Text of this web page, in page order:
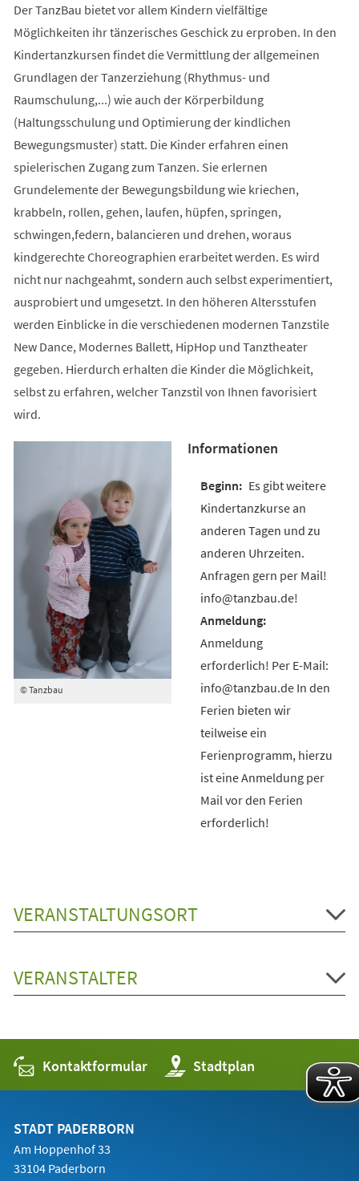
Der TanzBau bietet vor allem Kindern vielfältige
Möglichkeiten ihr tänzerisches Geschick zu erproben. In den
Kindertanzkursen findet die Vermittlung der allgemeinen
Grundlagen der Tanzerziehung (Rhythmus- und
Raumschulung,...) wie auch der Körperbildung
(Haltungsschulung und Optimierung der kindlichen
Bewegungsmuster) statt. Die Kinder erfahren einen
spielerischen Zugang zum Tanzen. Sie erlernen
Grundelemente der Bewegungsbildung wie kriechen,
krabbeln, rollen, gehen, laufen, hüpfen, springen,
schwingen,federn, balancieren und drehen, woraus
kindgerechte Choreographien erarbeitet werden. Es wird
nicht nur nachgeahmt, sondern auch selbst experimentiert,
ausprobiert und umgesetzt. In den höheren Altersstufen
werden Einblicke in die verschiedenen modernen Tanzstile
New Dance, Modernes Ballett, HipHop und Tanztheater
gegeben. Hierdurch erhalten die Kinder die Möglichkeit,
selbst zu erfahren, welcher Tanzstil von Ihnen favorisiert
wird.
© Tanzbau
Informationen
Es gibt weitere
Kindertanzkurse an
anderen Tagen und zu
anderen Uhrzeiten.
Anfragen gern per Mail!
info@tanzbau.de!
Anmeldung
erforderlich! Per E-Mail:
info@tanzbau.de In den
Ferien bieten wir
teilweise ein
Ferienprogramm, hierzu
ist eine Anmeldung per
Mail vor den Ferien
erforderlich!
VERANSTALTUNGSORT
VERANSTALTER
Kontaktformular Stadtplan
(Öffnet
in
einem
STADT PADERBORN
Am Hoppenhof 33
33104 Paderborn